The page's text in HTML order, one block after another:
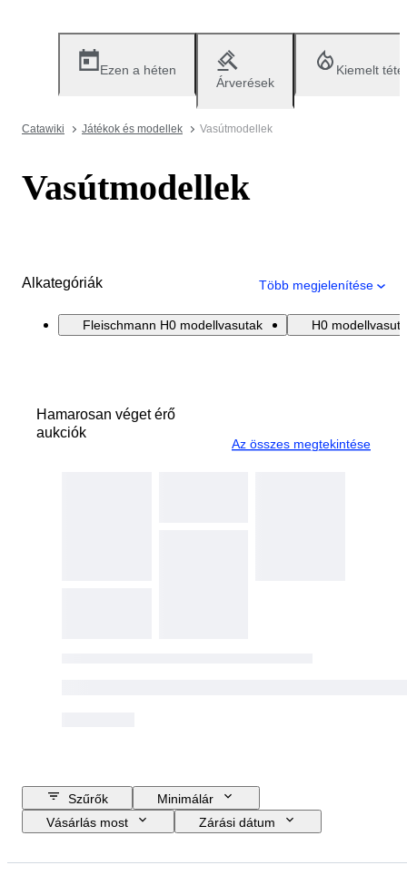
Ezen a héten
Árverések
Kiemelt
Catawiki Játékok és modellek Vasútmodellek
Vasútmodellek
Alkategóriák Több megjelenítése
Fleischmann H0 modellvasutak H0
Hamarosan véget érő
aukciók
Az összes megtekintése
Szűrők
Minimálár
Vásárlás most
Zárási dátum